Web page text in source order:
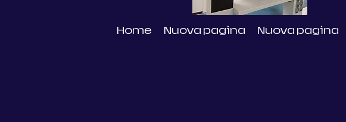
Home Nuova pagina Nuova pagina